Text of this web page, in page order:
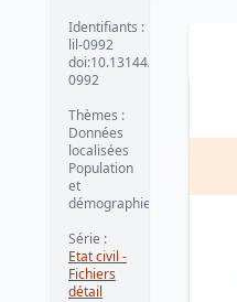
Identifiants :
lil-0992
doi:10.13144/lil-
0992
Thèmes :
Données
localisées
Population
et
démographie
Série :
Etat civil -
Fichiers
détail